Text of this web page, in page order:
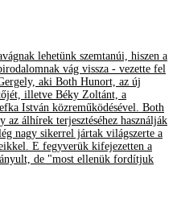
lehetünk szemtanúi, hiszen a
vág vissza - vezette fel
aki Both Hunort, az új
illetve Béky Zoltánt, a
István közreműködésével. Both
az álhírek terjesztéséhez használják
nagy sikerrel jártak világszerte a
E fegyverük kifejezetten a
de "most ellenük fordítjuk